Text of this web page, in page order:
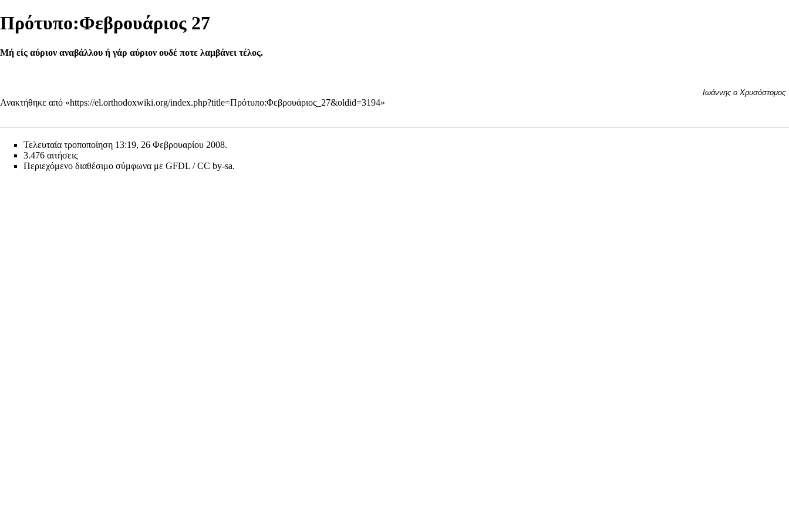
Πρότυπο:Φεβρουάριος 27
Μή είς αύριον αναβάλλου ή γάρ αύριον ουδέ ποτε λαμβάνει τέλος.
Ιωάννης ο Χρυσόστομος
Ανακτήθηκε από «https://el.orthodoxwiki.org/index.php?title=Πρότυπο:Φεβρουάριος_27&oldid=3194»
Τελευταία τροποποίηση 13:19, 26 Φεβρουαρίου 2008.
3.476 αιτήσεις
Περιεχόμενο διαθέσιμο σύμφωνα με GFDL / CC by-sa.